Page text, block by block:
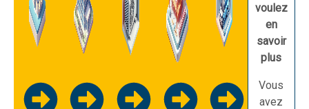
voulez
en
savoir
plus
Vous
avez